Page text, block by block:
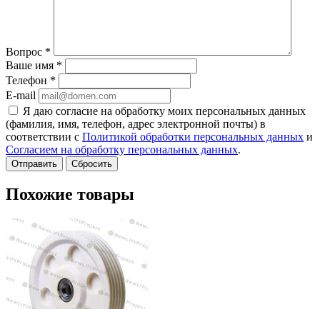
Вопрос *
Ваше имя *
Телефон *
E-mail
Я даю согласие на обработку моих персональных данных
(фамилия, имя, телефон, адрес электронной почты) в
соответствии с Политикой обработки персональных данных и
Согласием на обработку персональных данных.
Сбросить
Похожие товары